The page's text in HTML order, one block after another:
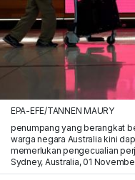
EPA-EFE/TANNEN MAURY
penumpang yang berangkat
warga negara Australia kini
memerlukan pengecualian
Sydney, Australia, 01